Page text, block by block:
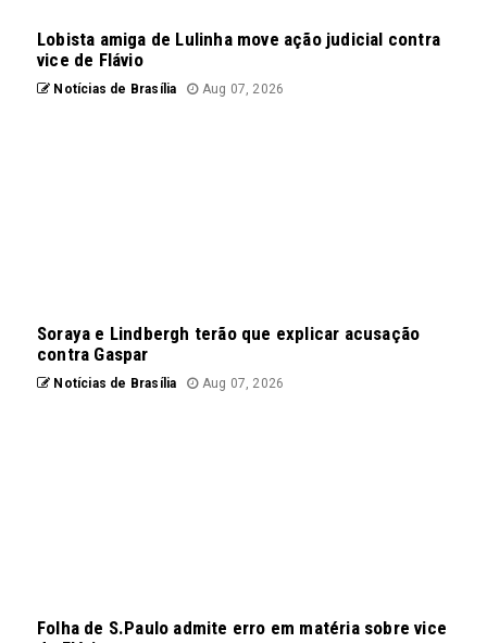
Lobista amiga de Lulinha move ação judicial contra
vice de Flávio
Notícias de Brasília Aug 07, 2026
Soraya e Lindbergh terão que explicar acusação
contra Gaspar
Notícias de Brasília Aug 07, 2026
Folha de S.Paulo admite erro em matéria sobre vice